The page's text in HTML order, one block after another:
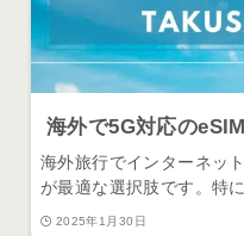
海外で5G対応の
海外旅行でインターネッ
が最適な選択肢です。特
2025年1月30日